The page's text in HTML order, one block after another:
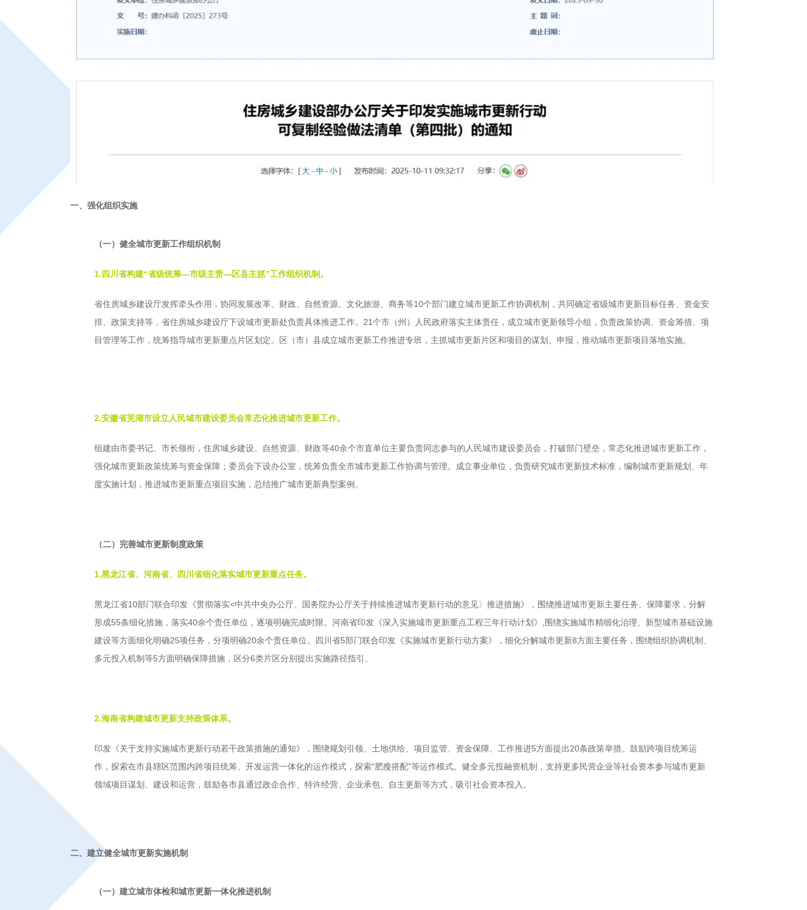
一、强化组织实施
（一）健全城市更新工作组织机制
1.四川省构建“省级统筹—市级主责—区县主抓”工作组织机制。
省住房城乡建设厅发挥牵头作用，协同发展改革、财政、自然资源、文化旅游、商务等10个部门建立城市更新工作协调机制，共同确定省级城市更新目标任务、资金安
排、政策支持等，省住房城乡建设厅下设城市更新处负责具体推进工作。21个市（州）人民政府落实主体责任，成立城市更新领导小组，负责政策协调、资金筹措、项
目管理等工作，统筹指导城市更新重点片区划定。区（市）县成立城市更新工作推进专班，主抓城市更新片区和项目的谋划、申报，推动城市更新项目落地实施。
2.安徽省芜湖市设立人民城市建设委员会常态化推进城市更新工作。
组建由市委书记、市长领衔，住房城乡建设、自然资源、财政等40余个市直单位主要负责同志参与的人民城市建设委员会，打破部门壁垒，常态化推进城市更新工作，
强化城市更新政策统筹与资金保障；委员会下设办公室，统筹负责全市城市更新工作协调与管理。成立事业单位，负责研究城市更新技术标准，编制城市更新规划、年
度实施计划，推进城市更新重点项目实施，总结推广城市更新典型案例。
（二）完善城市更新制度政策
1.黑龙江省、河南省、四川省细化落实城市更新重点任务。
黑龙江省10部门联合印发《贯彻落实<中共中央办公厅、国务院办公厅关于持续推进城市更新行动的意见〉推进措施》，围绕推进城市更新主要任务、保障要求，分解
形成55条细化措施，落实40余个责任单位，逐项明确完成时限。河南省印发《深入实施城市更新重点工程三年行动计划》,围绕实施城市精细化治理、新型城市基础设施
建设等方面细化明确25项任务，分项明确20余个责任单位。四川省5部门联合印发《实施城市更新行动方案》，细化分解城市更新8方面主要任务，围绕组织协调机制、
多元投入机制等5方面明确保障措施，区分6类片区分别提出实施路径指引。
2.海南省构建城市更新支持政策体系。
印发《关于支持实施城市更新行动若干政策措施的通知》，围绕规划引领、土地供给、项目监管、资金保障、工作推进5方面提出20条政策举措。鼓励跨项目统筹运
作，探索在市县辖区范围内跨项目统筹、开发运营一体化的运作模式，探索“肥瘦搭配”等运作模式。健全多元投融资机制，支持更多民营企业等社会资本参与城市更新
领域项目谋划、建设和运营，鼓励各市县通过政企合作、特许经营、企业承包、自主更新等方式，吸引社会资本投入。
二、建立健全城市更新实施机制
（一）建立城市体检和城市更新一体化推进机制